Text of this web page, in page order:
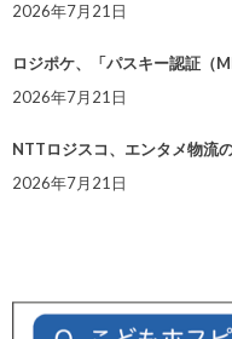
2026年7月21日
ロジポケ、「パスキー認証（
2026年7月21日
NTTロジスコ、エンタメ物流
2026年7月21日